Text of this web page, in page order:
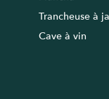
Trancheuse à
Cave à vin